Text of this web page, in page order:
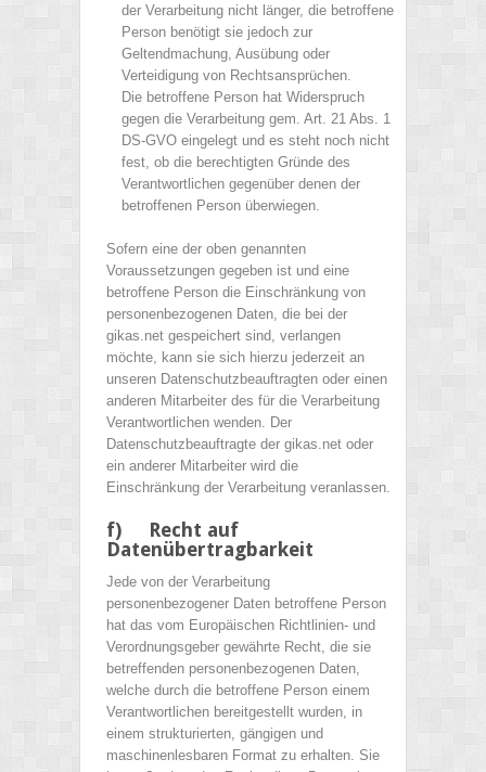
der Verarbeitung nicht länger, die betroffene
Person benötigt sie jedoch zur
Geltendmachung, Ausübung oder
Verteidigung von Rechtsansprüchen.
Die betroffene Person hat Widerspruch
gegen die Verarbeitung gem. Art. 21 Abs. 1
DS-GVO eingelegt und es steht noch nicht
fest, ob die berechtigten Gründe des
Verantwortlichen gegenüber denen der
betroffenen Person überwiegen.
Sofern eine der oben genannten
Voraussetzungen gegeben ist und eine
betroffene Person die Einschränkung von
personenbezogenen Daten, die bei der
gikas.net gespeichert sind, verlangen
möchte, kann sie sich hierzu jederzeit an
unseren Datenschutzbeauftragten oder einen
anderen Mitarbeiter des für die Verarbeitung
Verantwortlichen wenden. Der
Datenschutzbeauftragte der gikas.net oder
ein anderer Mitarbeiter wird die
Einschränkung der Verarbeitung veranlassen.
f) Recht auf
Datenübertragbarkeit
Jede von der Verarbeitung
personenbezogener Daten betroffene Person
hat das vom Europäischen Richtlinien- und
Verordnungsgeber gewährte Recht, die sie
betreffenden personenbezogenen Daten,
welche durch die betroffene Person einem
Verantwortlichen bereitgestellt wurden, in
einem strukturierten, gängigen und
maschinenlesbaren Format zu erhalten. Sie